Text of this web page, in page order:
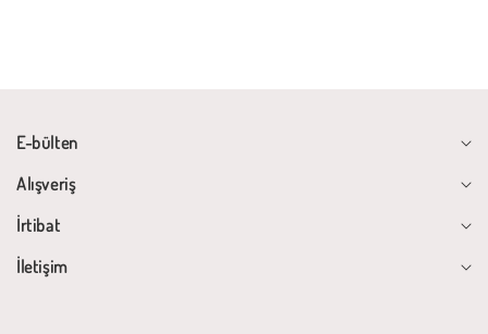
E-bülten
Alışveriş
İrtibat
İletişim